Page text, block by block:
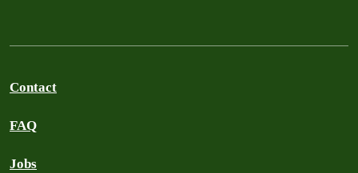
Contact
FAQ
Jobs